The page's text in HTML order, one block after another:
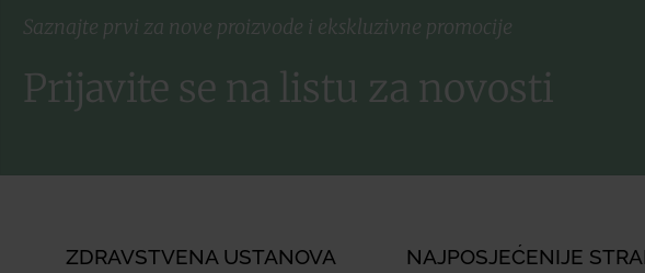
Saznajte prvi za nove proizvode i ekskluzivne promocije
Prijavite se na listu za novosti
ZDRAVSTVENA USTANOVA
NAJPOSJEĆENIJE